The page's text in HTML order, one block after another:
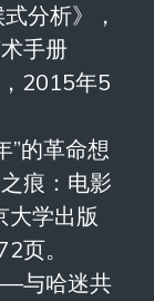
分析》，
手册
2015年5
”的革命想
痕：电影
大学出版
页。
与哈迷共